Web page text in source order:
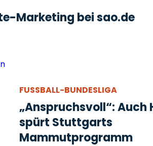
Marketing bei sao.de
FUSSBALL-BUNDESLIGA
„Anspruchsvoll“: Auch
spürt Stuttgarts
Mammutprogramm